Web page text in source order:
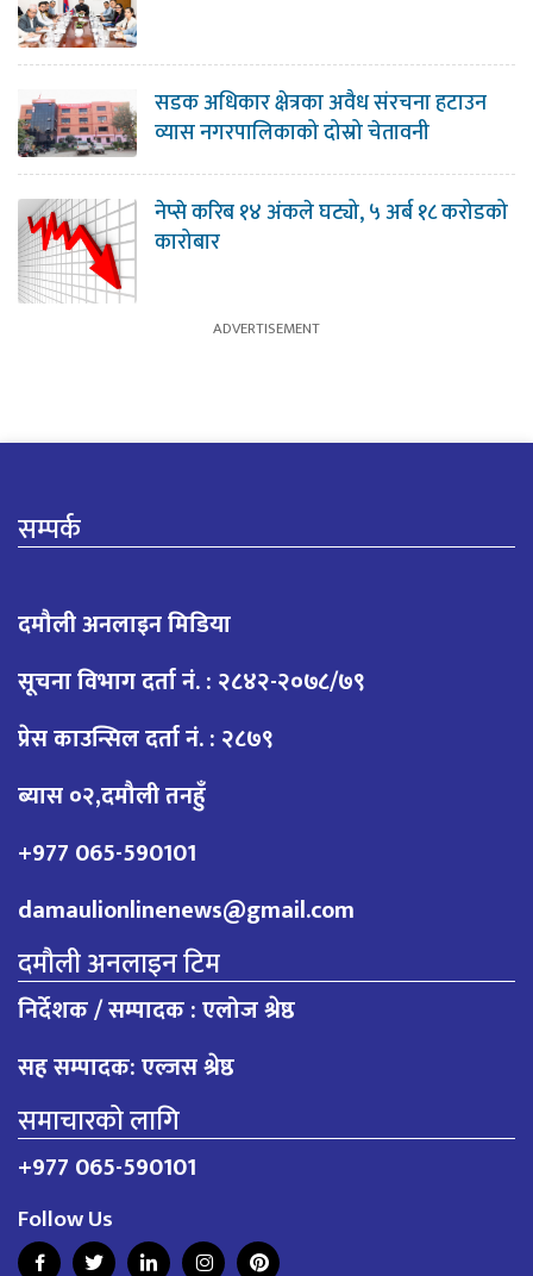
सडक अधिकार क्षेत्रका अवैध संरचना हटाउन
व्यास नगरपालिकाको दोस्रो चेतावनी
नेप्से करिब १४ अंकले घट्यो, ५ अर्ब १८ करोडको
कारोबार
सम्पर्क
दमौली अनलाइन मिडिया
सूचना विभाग दर्ता नं. : २८४२-२०७८/७९
प्रेस काउन्सिल दर्ता नं. : २८७९
ब्यास ०२,दमौली तनहुँ
+977 065-590101
damaulionlinenews@gmail.com
दमौली अनलाइन टिम
निर्देशक / सम्पादक : एलोज श्रेष्ठ
सह सम्पादक: एल्जस श्रेष्ठ
समाचारको लागि
+977 065-590101
Follow Us